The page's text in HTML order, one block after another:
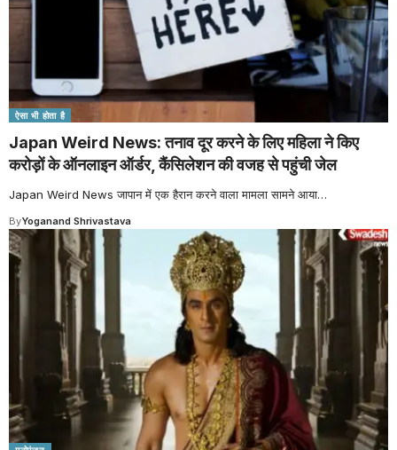
ऐसा भी होता है
Japan Weird News: तनाव दूर करने के लिए महिला ने किए
करोड़ों के ऑनलाइन ऑर्डर, कैंसिलेशन की वजह से पहुंची जेल
Japan Weird News जापान में एक हैरान करने वाला मामला सामने आया…
ByYoganand Shrivastava